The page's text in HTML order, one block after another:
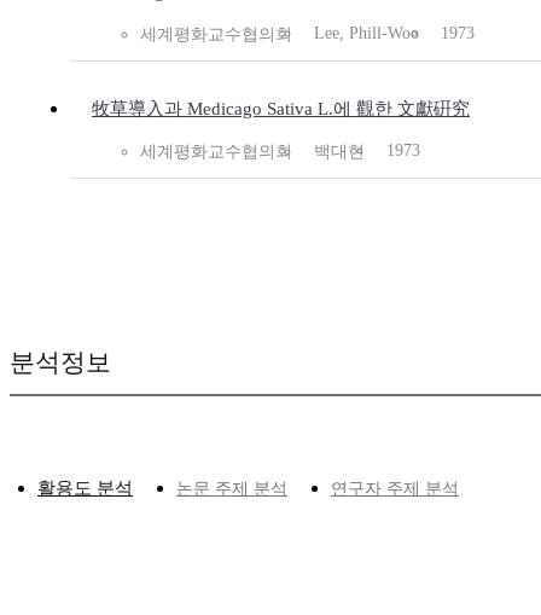
세계평화교수협의회 Lee, Phill-Woo 1973
牧草導入과 Medicago Sativa L.에 觀한 文獻硏究
세계평화교수협의회 백대현 1973
분석정보
활용도 분석 논문 주제 분석 연구자 주제 분석